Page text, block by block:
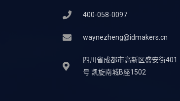
400-058-0097
waynezheng@idmakers.cn
四川省成都市高新区盛安街401
号 凯旋南城B座1502